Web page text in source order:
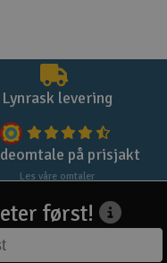
Lynrask levering
på prisjakt
Les våre omtaler
først!